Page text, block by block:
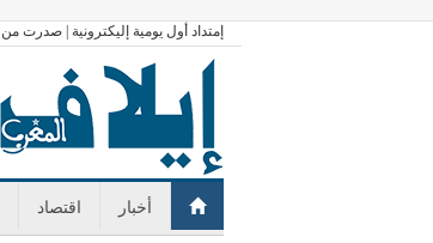
إمتداد أول يومية إليكترونية | صدرت من لندن 4
أخبار اقتصاد